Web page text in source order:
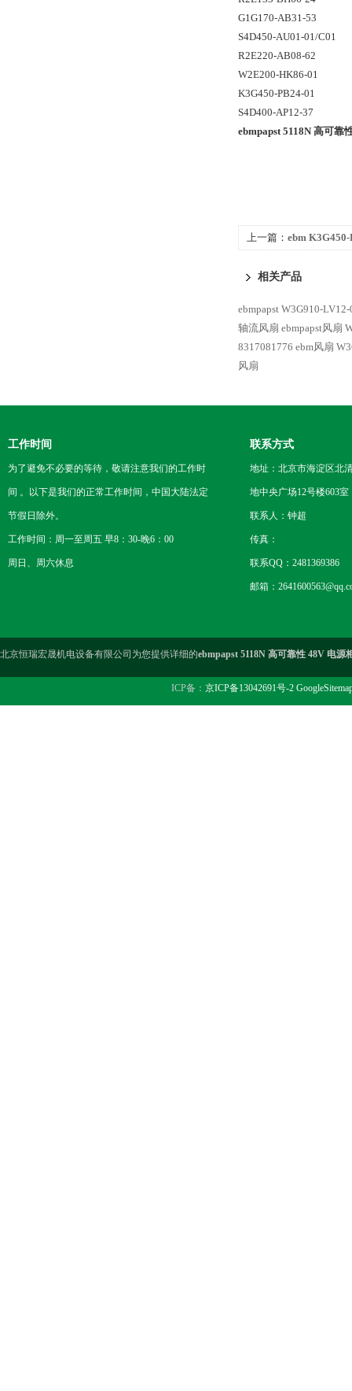
G1G170-AB31-53
S4D450-AU01-01/C01
R2E220-AB08-62
W2E200-HK86-01
K3G450-PB24-01
S4D400-AP12-37
ebmpapst 5118N 高可靠
上一篇： ebm
相关产品
ebmpapst W3G910-
轴流风扇 ebmpapst风扇
8317081776 ebm风扇
风扇
工作时间
为了避免不必要的等待，敬请注意我们的工作时
间 。以下是我们的正常工作时间，中国大陆法定
节假日除外。
工作时间：周一至周五 早8：30-晚6：00
周日、周六休息
联系方式
地址：北京市海淀区北
地中央广场12号楼603室
联系人：钟超
传真：
联系QQ：2481369386
邮箱：
北京恒瑞宏晟机电设备有限公司为您提供详细的ebmpapst 5118N 高可靠性 48V 电源
ICP备： 京ICP备13042691号-2